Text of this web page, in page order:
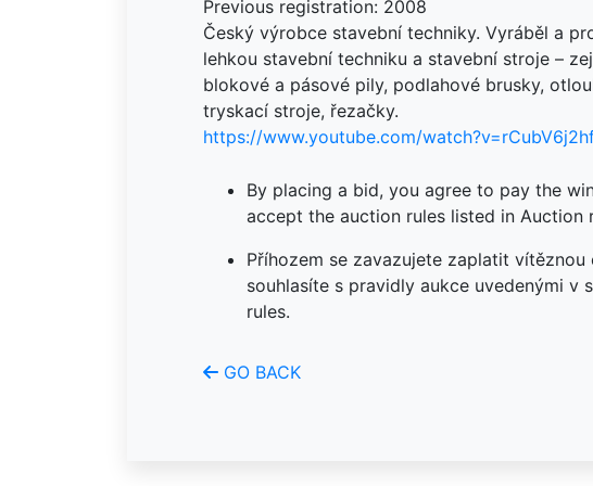
Previous registration: 2008
Český výrobce stavební techniky. Vyráběl a
lehkou stavební techniku a stavební stroje –
blokové a pásové pily, podlahové brusky,
https://www.youtube.com/
By placing a bid, you agree to pay the
accept the auction rules listed in Auction
Příhozem se zavazujete zaplatit vítěznou
souhlasíte s pravidly aukce uvedenými v
rules.
GO BACK